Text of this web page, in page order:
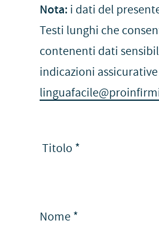
Nota: i dati del
Testi lunghi che
contenenti dati
indicazioni
Titolo *
Nome *